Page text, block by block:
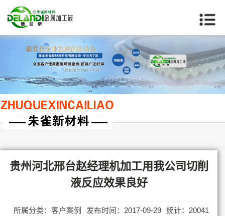
当前位置：首页>>贵州客户案例
贵州河北邢台赵经理机加工用我公司切削
液反应效果良好
所属分类：客户案例 发布时间：2017-09-29 统计：20041